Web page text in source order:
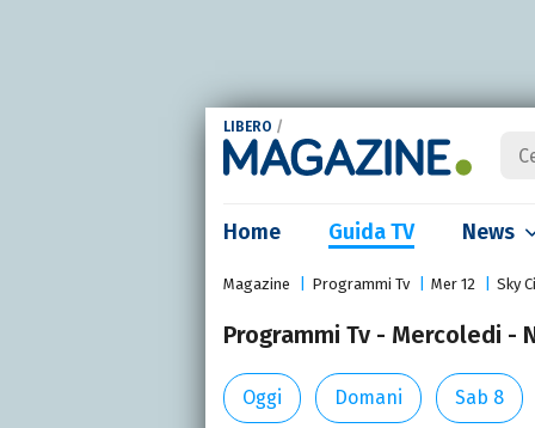
LIBERO /
Home Guida TV News
Magazine Programmi Tv Mer 12 Sky
Programmi Tv - Mercoledi -
Oggi Domani Sab 8